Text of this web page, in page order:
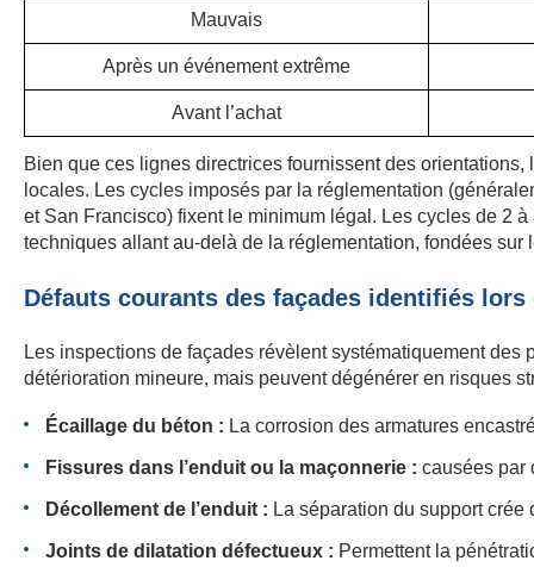
Mauvais
Après un événement extrême
Avant l’achat
Bien que ces lignes directrices fournissent des
locales. Les cycles imposés par la réglementation
et San Francisco) fixent le minimum légal. Les cycles de 2
techniques allant au-delà de la réglementation, fondées sur
Défauts courants des façades identifiés
Les inspections de façades révèlent systématiquement
détérioration mineure, mais peuvent dégénérer en risques
Écaillage du béton : La corrosion des armatures
Fissures dans l’enduit ou la maçonnerie : causées par
Décollement de l’enduit : La séparation du support
Joints de dilatation défectueux : Permettent la